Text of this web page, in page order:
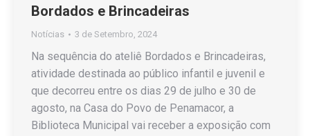
Bordados e Brincadeiras
Notícias 3 de Setembro, 2024
Na sequência do ateliê Bordados e Brincadeiras,
atividade destinada ao público infantil e juvenil e
que decorreu entre os dias 29 de julho e 30 de
agosto, na Casa do Povo de Penamacor, a
Biblioteca Municipal vai receber a exposição com